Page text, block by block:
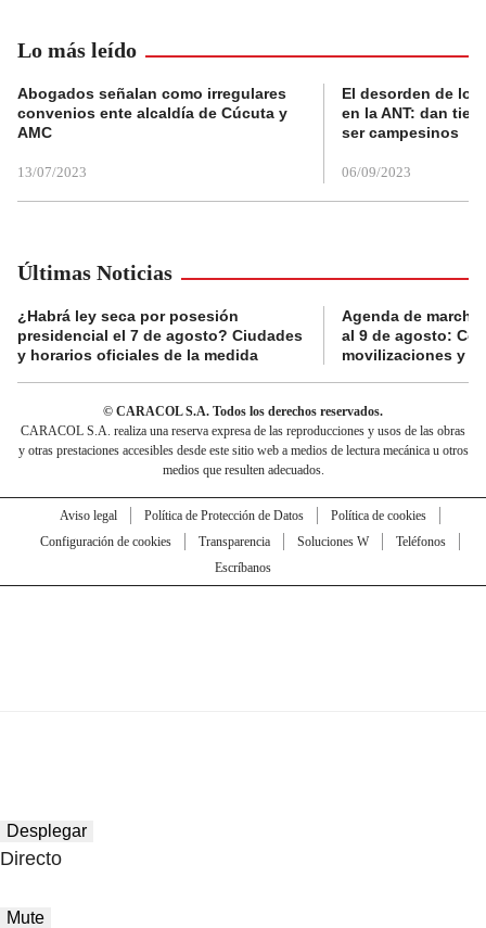
Lo más leído
Abogados señalan como irregulares
convenios ente alcaldía de Cúcuta y
AMC
13/07/2023
El desorden de
en la ANT: dan
ser campesinos
06/09/2023
Últimas Noticias
¿Habrá ley seca por posesión
presidencial el 7 de agosto? Ciudades
y horarios oficiales de la medida
Agenda de
al 9 de agosto:
movilizaciones y
© CARACOL S.A. Todos los derechos reservados.
CARACOL S.A. realiza una reserva expresa de las reproducciones y usos de las obras
y otras prestaciones accesibles desde este sitio web a medios de lectura mecánica u otros
medios que resulten adecuados.
Aviso legal Política de Protección de Datos
Política de cookies
Configuración de cookies
Transparencia Soluciones W
Teléfonos
Escríbanos
Desplegar
Directo
Mute